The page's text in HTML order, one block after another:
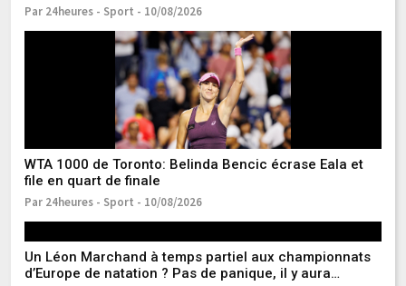
Par 24heures - Sport - 10/08/2026
WTA 1000 de Toronto: Belinda Bencic écrase Eala et
file en quart de finale
Par 24heures - Sport - 10/08/2026
Un Léon Marchand à temps partiel aux championnats
d’Europe de natation ? Pas de panique, il y aura